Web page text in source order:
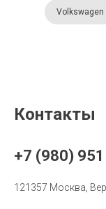
Volkswagen
Контакты
+7 (980)
121357 Москва,